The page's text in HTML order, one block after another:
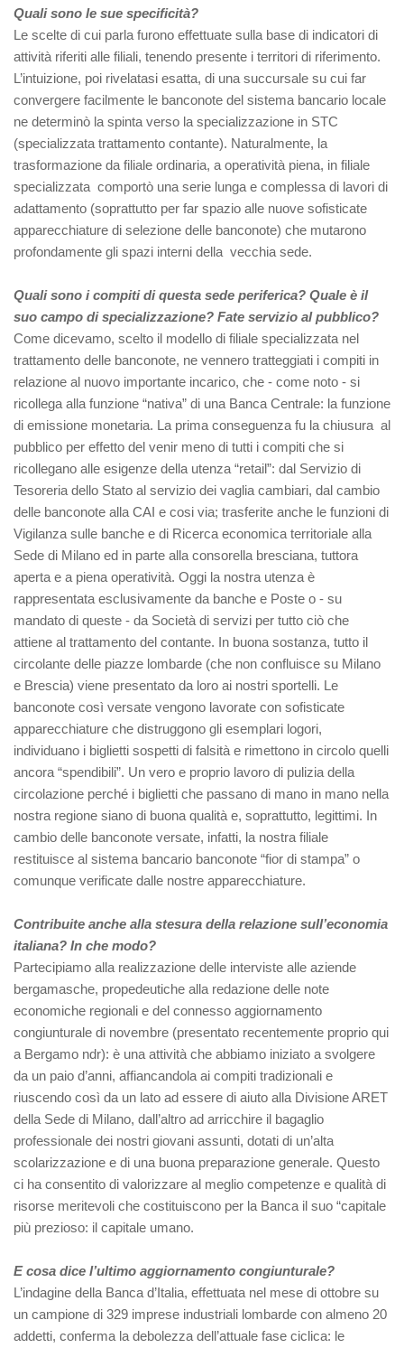
Quali sono le sue specificità?
Le scelte di cui parla furono effettuate sulla base di indicatori di
attività riferiti alle filiali, tenendo presente i territori di riferimento.
L’intuizione, poi rivelatasi esatta, di una succursale su cui far
convergere facilmente le banconote del sistema bancario locale
ne determinò la spinta verso la specializzazione in STC
(specializzata trattamento contante). Naturalmente, la
trasformazione da filiale ordinaria, a operatività piena, in filiale
specializzata comportò una serie lunga e complessa di lavori di
adattamento (soprattutto per far spazio alle nuove sofisticate
apparecchiature di selezione delle banconote) che mutarono
profondamente gli spazi interni della vecchia sede.
Quali sono i compiti di questa sede periferica? Quale è il
suo campo di specializzazione? Fate servizio al pubblico?
Come dicevamo, scelto il modello di filiale specializzata nel
trattamento delle banconote, ne vennero tratteggiati i compiti in
relazione al nuovo importante incarico, che - come noto - si
ricollega alla funzione “nativa” di una Banca Centrale: la funzione
di emissione monetaria. La prima conseguenza fu la chiusura al
pubblico per effetto del venir meno di tutti i compiti che si
ricollegano alle esigenze della utenza “retail”: dal Servizio di
Tesoreria dello Stato al servizio dei vaglia cambiari, dal cambio
delle banconote alla CAI e cosi via; trasferite anche le funzioni di
Vigilanza sulle banche e di Ricerca economica territoriale alla
Sede di Milano ed in parte alla consorella bresciana, tuttora
aperta e a piena operatività. Oggi la nostra utenza è
rappresentata esclusivamente da banche e Poste o - su
mandato di queste - da Società di servizi per tutto ciò che
attiene al trattamento del contante. In buona sostanza, tutto il
circolante delle piazze lombarde (che non confluisce su Milano
e Brescia) viene presentato da loro ai nostri sportelli. Le
banconote così versate vengono lavorate con sofisticate
apparecchiature che distruggono gli esemplari logori,
individuano i biglietti sospetti di falsità e rimettono in circolo quelli
ancora “spendibili”. Un vero e proprio lavoro di pulizia della
circolazione perché i biglietti che passano di mano in mano nella
nostra regione siano di buona qualità e, soprattutto, legittimi. In
cambio delle banconote versate, infatti, la nostra filiale
restituisce al sistema bancario banconote “fior di stampa” o
comunque verificate dalle nostre apparecchiature.
Contribuite anche alla stesura della relazione sull’economia
italiana? In che modo?
Partecipiamo alla realizzazione delle interviste alle aziende
bergamasche, propedeutiche alla redazione delle note
economiche regionali e del connesso aggiornamento
congiunturale di novembre (presentato recentemente proprio qui
a Bergamo ndr): è una attività che abbiamo iniziato a svolgere
da un paio d’anni, affiancandola ai compiti tradizionali e
riuscendo così da un lato ad essere di aiuto alla Divisione ARET
della Sede di Milano, dall’altro ad arricchire il bagaglio
professionale dei nostri giovani assunti, dotati di un’alta
scolarizzazione e di una buona preparazione generale. Questo
ci ha consentito di valorizzare al meglio competenze e qualità di
risorse meritevoli che costituiscono per la Banca il suo “capitale
più prezioso: il capitale umano.
E cosa dice l’ultimo aggiornamento congiunturale?
L’indagine della Banca d’Italia, effettuata nel mese di ottobre su
un campione di 329 imprese industriali lombarde con almeno 20
addetti, conferma la debolezza dell’attuale fase ciclica: le